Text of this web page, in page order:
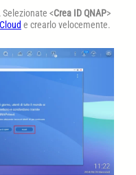
<Crea ID QNAP>
e crearlo velocemente.